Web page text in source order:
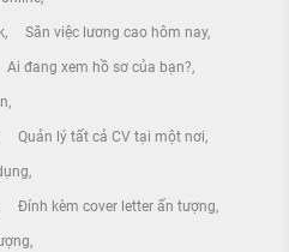
Săn việc lương cao hôm nay
Ai đang xem hồ sơ của bạn?
Quản lý tất cả CV tại một nơi
Đính kèm cover letter ấn tượng